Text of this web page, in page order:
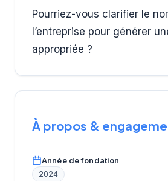
Pourriez-vous clarifier le
l’entreprise pour générer
appropriée ?
À propos &
Année de fondation
2024